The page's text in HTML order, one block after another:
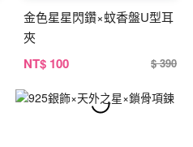
金色星星閃鑽×蚊香盤U型耳
夾
NT$ 100 $ 390